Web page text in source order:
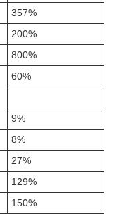
357%
200%
800%
60%
9%
8%
27%
129%
150%